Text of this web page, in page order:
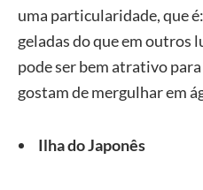
uma particularidade, que
geladas do que em outros
pode ser bem atrativo
gostam de mergulhar em
Ilha do Japonês